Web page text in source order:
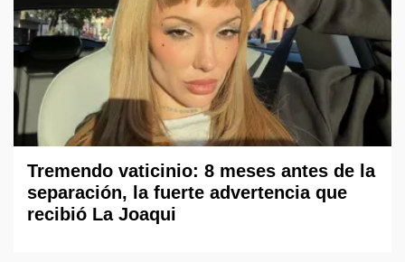
Tremendo vaticinio: 8 meses antes de la
separación, la fuerte advertencia que
recibió La Joaqui